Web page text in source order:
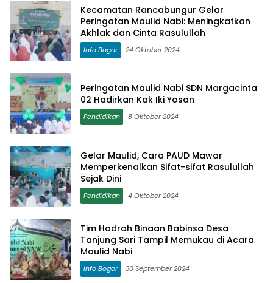
Kecamatan Rancabungur Gelar
Peringatan Maulid Nabi: Meningkatkan
Akhlak dan Cinta Rasulullah
Info Bogor 24 Oktober 2024
Peringatan Maulid Nabi SDN Margacinta
02 Hadirkan Kak Iki Yosan
Pendidikan 8 Oktober 2024
Gelar Maulid, Cara PAUD Mawar
Memperkenalkan Sifat-sifat Rasulullah
Sejak Dini
Pendidikan 4 Oktober 2024
Tim Hadroh Binaan Babinsa Desa
Tanjung Sari Tampil Memukau di Acara
Maulid Nabi
Info Bogor 30 September 2024